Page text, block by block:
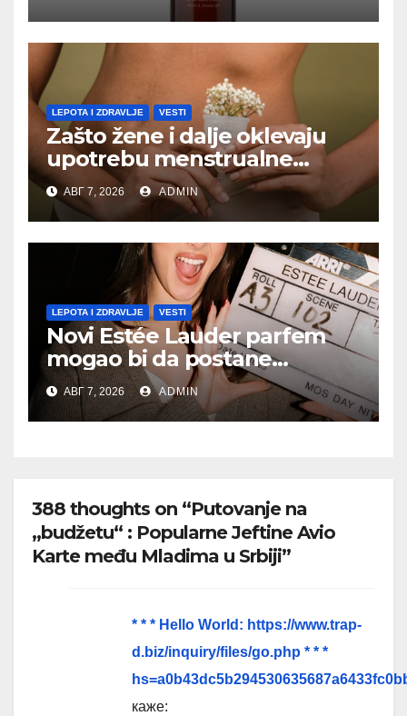
LEPOTA I ZDRAVLJE VESTI
Zašto žene i dalje oklevaju
upotrebu menstrualne
čašice?
АВГ 7, 2026 ADMIN
LEPOTA I ZDRAVLJE VESTI
Novi Estée Lauder parfem
mogao bi da postane
najpoželjniji miris jeseni
АВГ 7, 2026 ADMIN
388 thoughts on “Putovanje na
„budžetu“ : Popularne Jeftine Avio
Karte među Mladima u Srbiji”
* * * Hello World: https://www.trap-
d.biz/inquiry/files/go.php * * *
каже: